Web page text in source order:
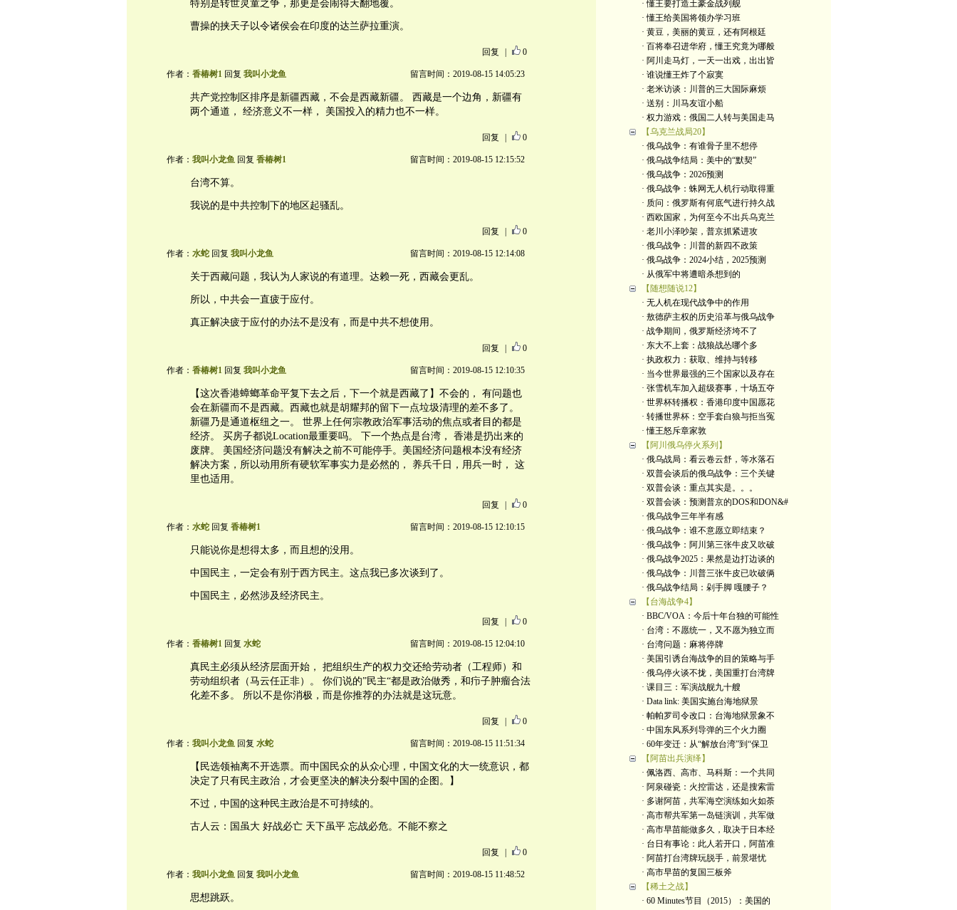
特别是转世灵童之争，那更是会闹得天翻地覆。
曹操的挟天子以令诸侯会在印度的达兰萨拉重演。
回复 0
作者： 香椿树1回复 我叫小龙鱼 留言时间：2019-08-15 14:05:23
共产党控制区排序是新疆西藏，不会是西藏新疆。 西藏是一个边角，新疆有
两个通道， 经济意义不一样， 美国投入的精力也不一样。
回复 0
作者： 我叫小龙鱼回复 香椿树1 留言时间：2019-08-15 12:15:52
台湾不算。
我说的是中共控制下的地区起骚乱。
回复 0
作者： 水蛇回复 我叫小龙鱼 留言时间：2019-08-15 12:14:08
关于西藏问题，我认为人家说的有道理。达赖一死，西藏会更乱。
所以，中共会一直疲于应付。
真正解决疲于应付的办法不是没有，而是中共不想使用。
回复 0
作者： 香椿树1回复 我叫小龙鱼 留言时间：2019-08-15 12:10:35
【这次香港蟑螂革命平复下去之后，下一个就是西藏了】不会的， 有问题也
会在新疆而不是西藏。西藏也就是胡耀邦的留下一点垃圾清理的差不多了。
新疆乃是通道枢纽之一。 世界上任何宗教政治军事活动的焦点或者目的都是
经济。 买房子都说Location最重要吗。 下一个热点是台湾， 香港是扔出来的
废牌。 美国经济问题没有解决之前不可能停手。美国经济问题根本没有经济
解决方案，所以动用所有硬软军事实力是必然的， 养兵千日，用兵一时， 这
里也适用。
回复 0
作者： 水蛇回复 香椿树1 留言时间：2019-08-15 12:10:15
只能说你是想得太多，而且想的没用。
中国民主，一定会有别于西方民主。这点我已多次谈到了。
中国民主，必然涉及经济民主。
回复 0
作者： 香椿树1回复 水蛇 留言时间：2019-08-15 12:04:10
真民主必须从经济层面开始， 把组织生产的权力交还给劳动者（工程师）和
劳动组织者（马云任正非）。 你们说的”民主“都是政治做秀，和疖子肿瘤合法
化差不多。 所以不是你消极，而是你推荐的办法就是这玩意。
回复 0
作者： 我叫小龙鱼回复 水蛇 留言时间：2019-08-15 11:51:34
【民选领袖离不开选票。而中国民众的从众心理，中国文化的大一统意识，都
决定了只有民主政治，才会更坚决的解决分裂中国的企图。】
不过，中国的这种民主政治是不可持续的。
古人云：国虽大 好战必亡 天下虽平 忘战必危。不能不察之
回复 0
作者： 我叫小龙鱼回复 我叫小龙鱼 留言时间：2019-08-15 11:48:52
思想跳跃。
· 懂王要打造土豪金战列舰
· 懂王给美国将领办学习班
· 黄豆，美丽的黄豆，还有阿根廷
· 百将奉召进华府，懂王究竟为哪般
· 阿川走马灯，一天一出戏，出出皆
· 谁说懂王炸了个寂寞
· 老米访谈：川普的三大国际麻烦
· 送别：川马友谊小船
· 权力游戏：俄国二人转与美国走马
【乌克兰战局20】
· 俄乌战争：有谁骨子里不想停
· 俄乌战争结局：美中的“默契”
· 俄乌战争：2026预测
· 俄乌战争：蛛网无人机行动取得重
· 质问：俄罗斯有何底气进行持久战
· 西欧国家，为何至今不出兵乌克兰
· 老川小泽吵架，普京抓紧进攻
· 俄乌战争：川普的新四不政策
· 俄乌战争：2024小结，2025预测
· 从俄军中将遭暗杀想到的
【随想随说12】
· 无人机在现代战争中的作用
· 敖德萨主权的历史沿革与俄乌战争
· 战争期间，俄罗斯经济垮不了
· 东大不上套：战狼战怂哪个多
· 执政权力：获取、维持与转移
· 当今世界最强的三个国家以及存在
· 张雪机车加入超级赛事，十场五夺
· 世界杯转播权：香港印度中国愿花
· 转播世界杯：空手套白狼与拒当冤
· 懂王怒斥章家敦
【阿川俄乌停火系列】
· 俄乌战局：看云卷云舒，等水落石
· 双普会谈后的俄乌战争：三个关键
· 双普会谈：重点其实是。。。
· 双普会谈：预测普京的DOS和DON&#
· 俄乌战争三年半有感
· 俄乌战争：谁不意愿立即结束？
· 俄乌战争：阿川第三张牛皮又吹破
· 俄乌战争2025：果然是边打边谈的
· 俄乌战争：川普三张牛皮已吹破俩
· 俄乌战争结局：剁手脚 嘎腰子？
【台海战争4】
· BBC/VOA：今后十年台独的可能性
· 台湾：不愿统一，又不愿为独立而
· 台湾问题：麻将停牌
· 美国引诱台海战争的目的策略与手
· 俄乌停火谈不拢，美国重打台湾牌
· 课目三：军演战舰九十艘
· Data link: 美国实施台海地狱景
· 帕帕罗司令改口：台海地狱景象不
· 中国东风系列导弹的三个火力圈
· 60年变迁：从“解放台湾”到“保卫
【阿苗出兵演绎】
· 佩洛西、高市、马科斯：一个共同
· 阿泉碰瓷：火控雷达，还是搜索雷
· 多谢阿苗，共军海空演练如火如荼
· 高市帮共军第一岛链演训，共军做
· 高市早苗能做多久，取决于日本经
· 台日有事论：此人若开口，阿苗准
· 阿苗打台湾牌玩脱手，前景堪忧
· 高市早苗的复国三板斧
【稀土之战】
· 60 Minutes节目（2015）：美国的